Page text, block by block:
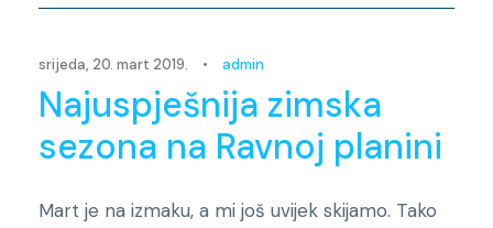
srijeda, 20. mart 2019. • admin
Najuspješnija zimska
sezona na Ravnoj planini
Mart je na izmaku, a mi još uvijek skijamo. Tako